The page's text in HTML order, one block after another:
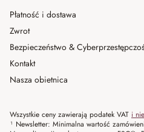
Płatność i dostawa
Zwrot
Bezpieczeństwo &
Kontakt
Nasza obietnica
Wszystkie ceny zawierają podatek VAT i
¹ Newsletter: Minimalna wartość